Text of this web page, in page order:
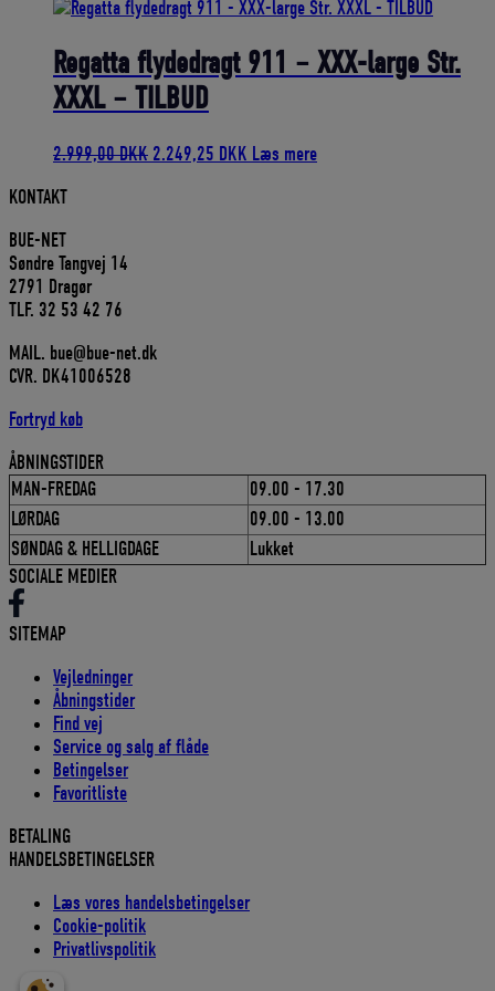
pris
145,00 DKK.
pris
130,50 DKK.
Regatta flydedragt 911 – XXX-large Str.
XXXL – TILBUD
2.999,00DKK Den
2.249,25 DKK Den
Læs mere
KONTAKT
BUE-NET
Søndre Tangvej 14
2791 Dragør
TLF. 32 53 42 76
MAIL. bue@bue-net.dk
CVR. DK41006528
Fortryd køb
ÅBNINGSTIDER
MAN-FREDAG
09.00 - 17.30
LØRDAG
09.00 - 13.00
SØNDAG & HELLIGDAGE
Lukket
SOCIALE MEDIER
SITEMAP
Vejledninger
Åbningstider
Find vej
Service og salg af flåde
Betingelser
Favoritliste
BETALING
HANDELSBETINGELSER
Læs vores handelsbetingelser
Cookie-politik
Privatlivspolitik